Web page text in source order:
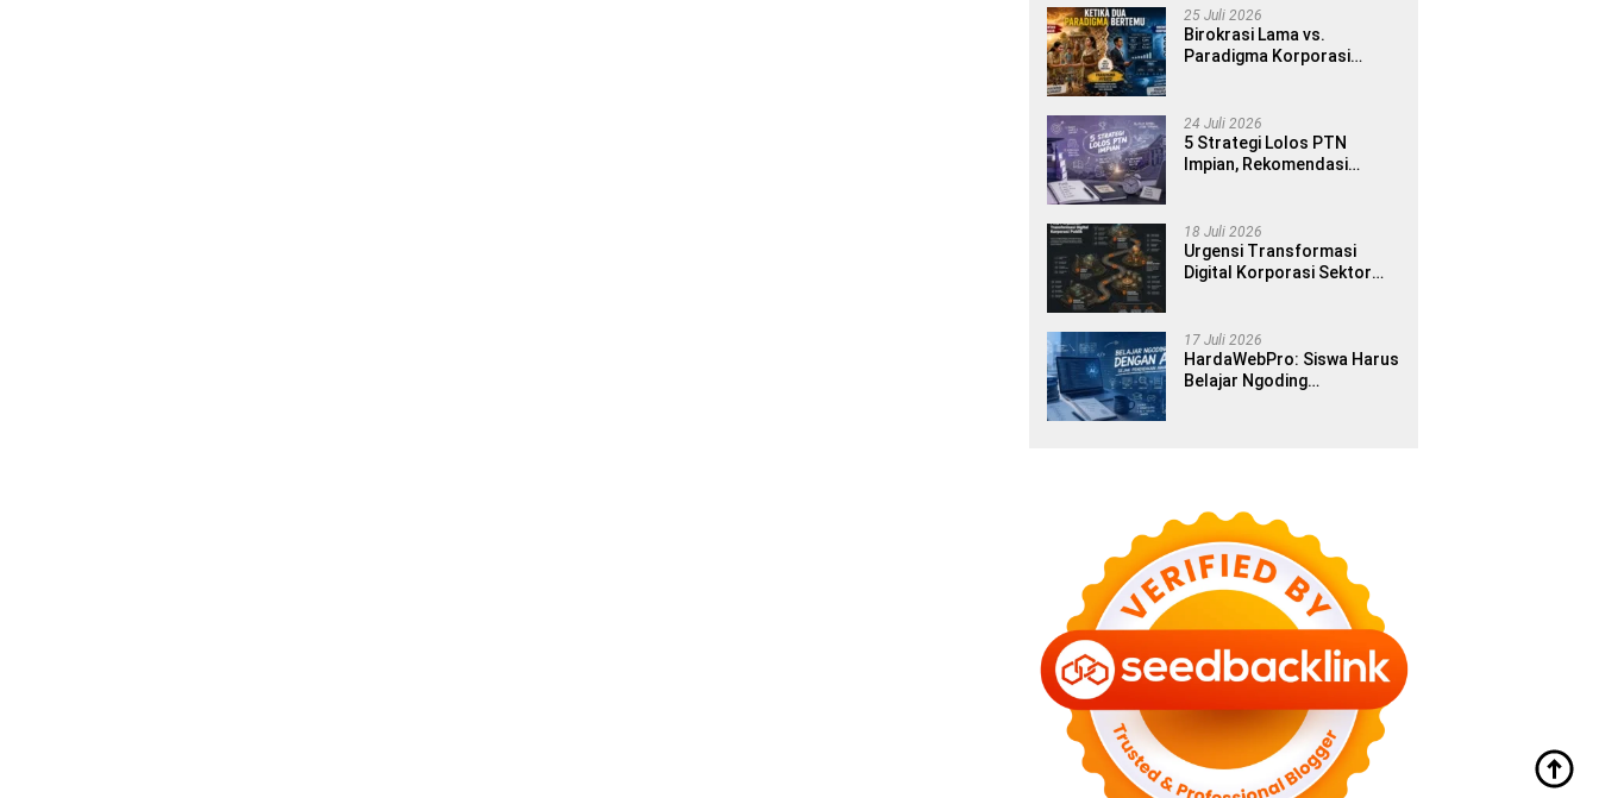
Empowerment
25 Juli 2026
Birokrasi Lama vs.
Paradigma Korporasi
24 Juli 2026
5 Strategi Lolos PTN
Impian, Rekomendasi
18 Juli 2026
Urgensi Transformasi
Digital Korporasi Sektor
17 Juli 2026
HardaWebPro: Siswa Harus
Belajar Ngoding